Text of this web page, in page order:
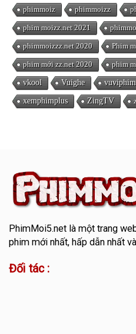
phimmoiz phimmoizz
phim moizz.net 2021
phimmoizzz.net 2020 Phim
phim mới zz.net 2020 phim
vkool Vuighe
xemphimplus ZingTV
PhimMoi5.netlà một trang
phim mới nhất, hấp dẫn nhất
Đối tác :